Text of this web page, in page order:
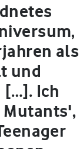
als
und
[…]. Ich
Mutants',